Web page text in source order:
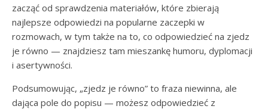
zacząć od sprawdzenia materiałów, które zbierają
najlepsze odpowiedzi na popularne zaczepki w
rozmowach, w tym także na to, co odpowiedzieć na zjedz
je równo — znajdziesz tam mieszankę humoru, dyplomacji
i asertywności.
Podsumowując, „zjedz je równo” to fraza niewinna, ale
dająca pole do popisu — możesz odpowiedzieć z